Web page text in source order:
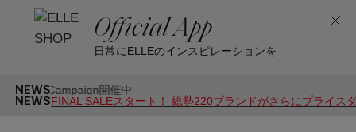
Official App
日常にELLEのインスピレーションを
NEWS開催中
NEWSFINAL SALEスタート！ 総勢220ブランドがさらにプライス